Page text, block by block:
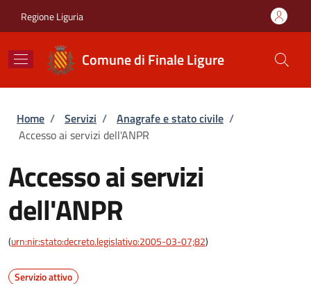
Regione Liguria
Comune di Finale Ligure
Briciole di pane
Home / Servizi / Anagrafe e stato civile /
Accesso ai servizi dell'ANPR
Accesso ai servizi
dell'ANPR
(urn:nir:stato:decreto.legislativo:2005-03-07;82)
Servizio attivo